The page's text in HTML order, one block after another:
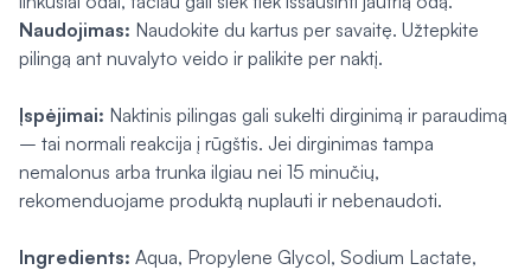
Naudojimas: Naudokite du kartus per savaitę. Užtepkite
pilingą ant nuvalyto veido ir palikite per naktį.
Įspėjimai: Naktinis pilingas gali sukelti dirginimą ir paraudimą
– tai normali reakcija į rūgštis. Jei dirginimas tampa
nemalonus arba trunka ilgiau nei 15 minučių,
rekomenduojame produktą nuplauti ir nebenaudoti.
Ingredients: Aqua, Propylene Glycol, Sodium Lactate,